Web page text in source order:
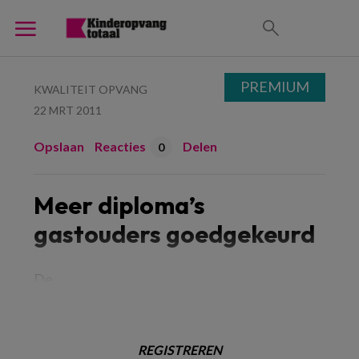
KWALITEIT OPVANG
22 MRT 2011
Opslaan Reacties 0 Delen
Meer diploma’s
gastouders goedgekeurd
REGISTREREN
PREMIUM